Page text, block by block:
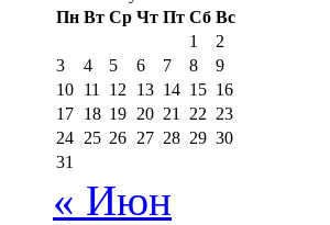
Пн Вт Ср Чт Пт Сб Вс
1
2
3
4 5 6 7 8
9
10 11 12 13 14 15 16
17 18 19 20 21 22 23
24 25 26 27 28 29 30
31
« Июн